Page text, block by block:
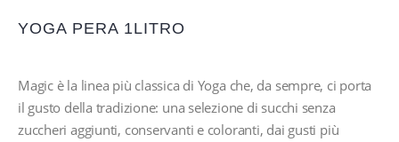
YOGA PERA 1LITRO
Magic è la linea più classica di Yoga che, da sempre, ci porta
il gusto della tradizione: una selezione di succhi senza
zuccheri aggiunti, conservanti e coloranti, dai gusti più